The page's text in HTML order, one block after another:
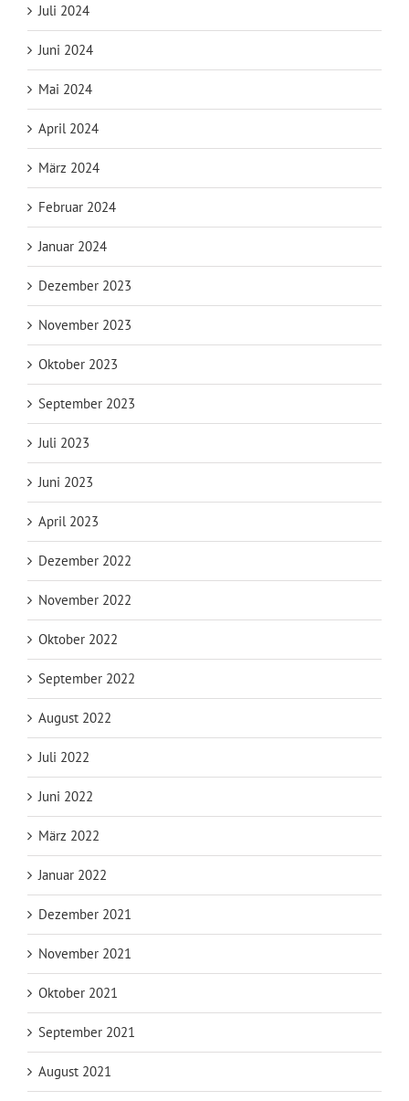
Juli 2024
Juni 2024
Mai 2024
April 2024
März 2024
Februar 2024
Januar 2024
Dezember 2023
November 2023
Oktober 2023
September 2023
Juli 2023
Juni 2023
April 2023
Dezember 2022
November 2022
Oktober 2022
September 2022
August 2022
Juli 2022
Juni 2022
März 2022
Januar 2022
Dezember 2021
November 2021
Oktober 2021
September 2021
August 2021